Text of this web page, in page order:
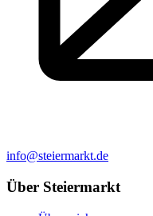
info@steiermarkt.de
Über Steiermarkt